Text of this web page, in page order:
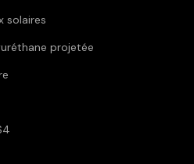
solaires
projetée